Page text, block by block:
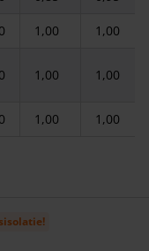
1,00 1,00
1,00 1,00
1,00 1,00